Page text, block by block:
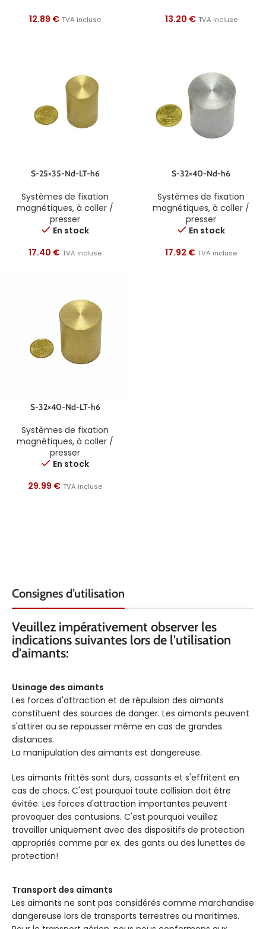
12.89 € TVA incluse
13.20 € TVA incluse
S-25×35-Nd-LT-h6
Systèmes de fixation
magnétiques, à coller /
presser
En stock
17.40 € TVA incluse
S-32×40-Nd-h6
Systèmes de fixation
magnétiques, à coller /
presser
En stock
17.92 € TVA incluse
S-32×40-Nd-LT-h6
Systèmes de fixation
magnétiques, à coller /
presser
En stock
29.99 € TVA incluse
Consignes d’utilisation
Veuillez impérativement observer les
indications suivantes lors de l'utilisation
d'aimants:
Usinage des aimants
Les forces d'attraction et de répulsion des aimants
constituent des sources de danger. Les aimants peuvent
s'attirer ou se repousser même en cas de grandes
distances.
La manipulation des aimants est dangereuse.
Les aimants frittés sont durs, cassants et s'effritent en
cas de chocs. C'est pourquoi toute collision doit être
évitée. Les forces d'attraction importantes peuvent
provoquer des contusions. C'est pourquoi veuillez
travailler uniquement avec des dispositifs de protection
appropriés comme par ex. des gants ou des lunettes de
protection!
Transport des aimants
Les aimants ne sont pas considérés comme marchandise
dangereuse lors de transports terrestres ou maritimes.